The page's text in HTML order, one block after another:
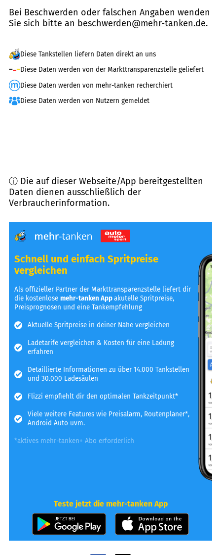
Bei Beschwerden oder falschen Angaben wenden
Sie sich bitte an beschwerden@mehr-tanken.de.
Diese Tankstellen liefern Daten direkt an uns
Diese Daten werden von der Markttransparenzstelle geliefert
Diese Daten werden von mehr-tanken recherchiert
Diese Daten werden von Nutzern gemeldet
ⓘ Die auf dieser Webseite/App bereitgestellten
Daten dienen ausschließlich der
Verbraucherinformation.
Schnell und einfach Spritpreise
vergleichen
Als offizieller Partner der Markttransparenzstelle liefert dir
die kostenlosemehr-tanken Appakutelle Spritpreise,
Preisprognosen und eine Tankempfehlung
Aktuelle Spritpreise in deiner Nähe vergleichen
Ladetarife vergleichen & Kosten für eine Ladung
erfahren
Detaillierte Informationen zu über 14.000 Tankstellen
und 30.000 Ladesäulen
Flizzi empfiehlt dir den optimalen Tankzeitpunkt*
Viele weitere Features wie Preisalarm, Routenplaner*,
Android Auto uvm.
*aktives mehr-tanken+ Abo erforderlich
Teste jetzt die mehr-tanken App